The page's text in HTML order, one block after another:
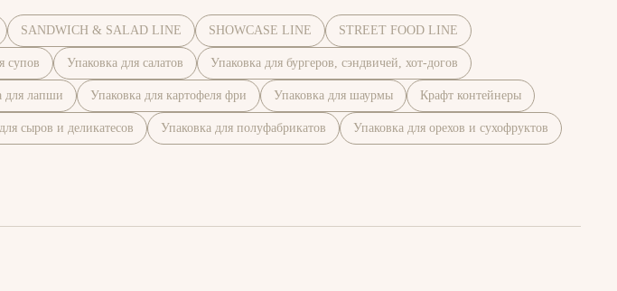
SANDWICH & SALAD LINE SHOWCASE LINE STREET FOOD LINE
супов Упаковка для салатов Упаковка для бургеров, сэндвичей, хот-догов
для лапши Упаковка для картофеля фри Упаковка для шаурмы Крафт контейнеры
сыров и деликатесов Упаковка для полуфабрикатов Упаковка для орехов и сухофруктов